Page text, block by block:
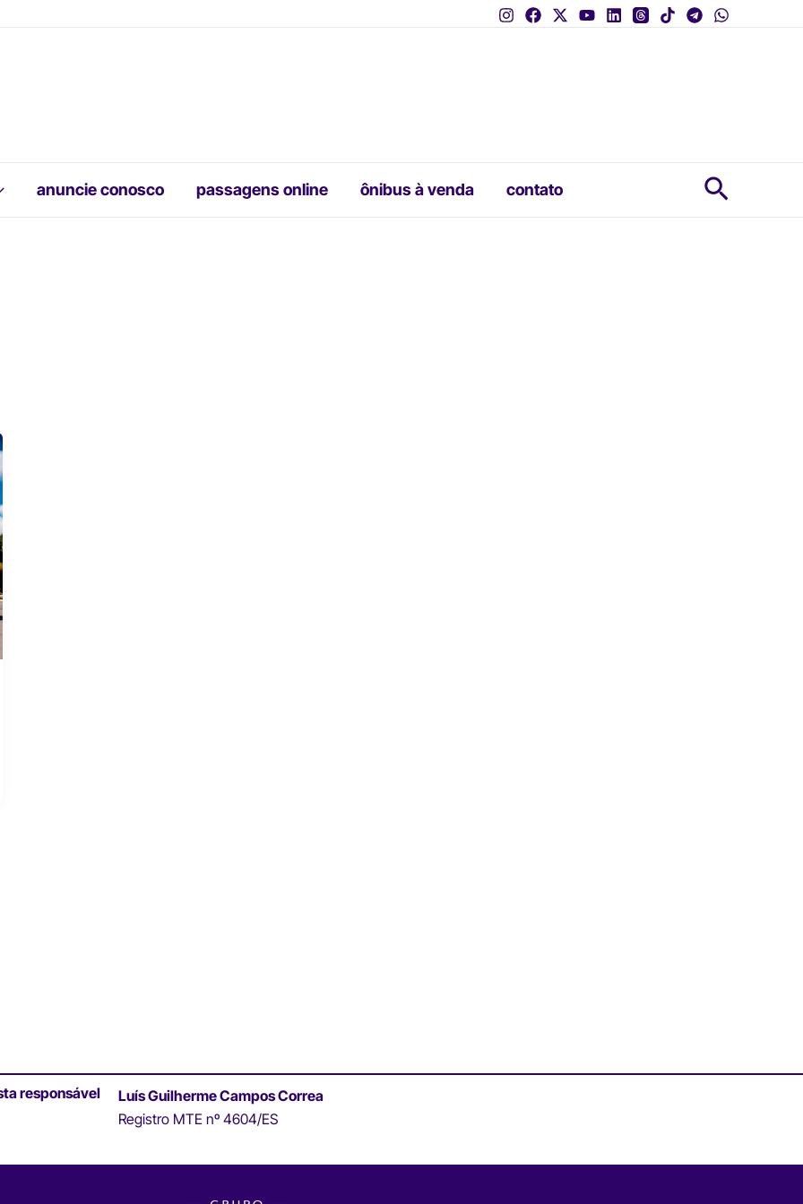
anuncie conosco passagens online ônibus à venda contato
responsável
Luís Guilherme Campos Correa
Registro MTE nº 4604/ES